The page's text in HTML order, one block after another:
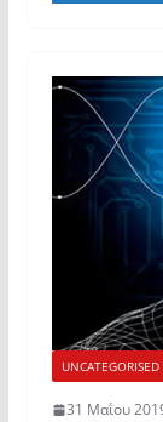
UNCATEGORISED
31 Μαΐου